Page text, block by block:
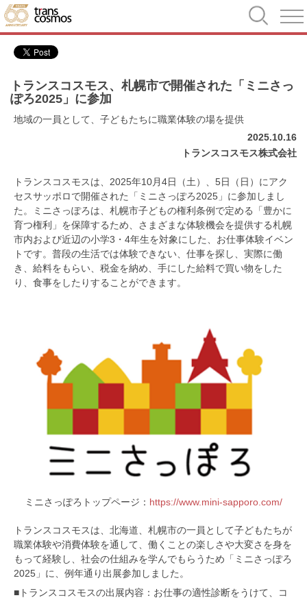
トランスコスモス、札幌市で開催された「ミニさっ
ぽろ2025」に参加
地域の一員として、子どもたちに職業体験の場を提供
2025.10.16
トランスコスモス株式会社
トランスコスモスは、2025年10月4日（土）、5日（日）にアク
セスサッポロで開催された「ミニさっぽろ2025」に参加しまし
た。ミニさっぽろは、札幌市子どもの権利条例で定める「豊かに
育つ権利」を保障するため、さまざまな体験機会を提供する札幌
市内および近辺の小学3・4年生を対象にした、お仕事体験イベン
トです。普段の生活では体験できない、仕事を探し、実際に働
き、給料をもらい、税金を納め、手にした給料で買い物をした
り、食事をしたりすることができます。
ミニさっぽろトップページ： https://www.mini-sapporo.com/
トランスコスモスは、北海道、札幌市の一員として子どもたちが
職業体験や消費体験を通して、働くことの楽しさや大変さを身を
もって経験し、社会の仕組みを学んでもらうため「ミニさっぽろ
2025」に、例年通り出展参加しました。
■トランスコスモスの出展内容：お仕事の適性診断をうけて、コ